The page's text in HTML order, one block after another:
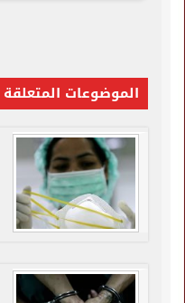
الموضوعات المتعلقة